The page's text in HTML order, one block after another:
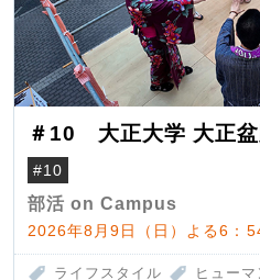
＃10 大正大学 大正盆
#10
部活 on Campus
2026年8月9日（日）よる6：
ライフスタイル ヒューマ